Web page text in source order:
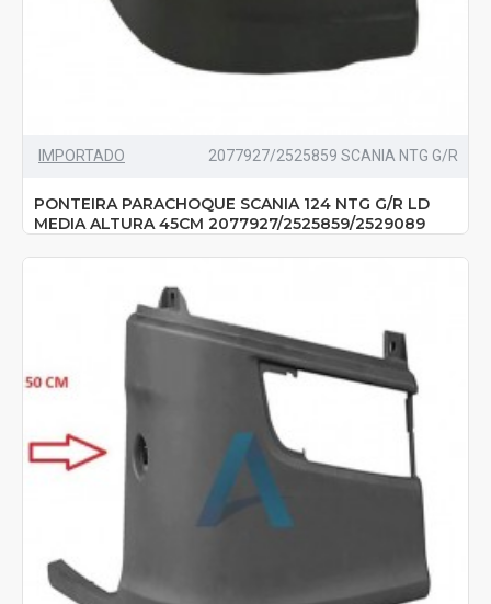
IMPORTADO 2077927/2525859 SCANIA NTG G/R
PONTEIRA PARACHOQUE SCANIA 124 NTG G/R LD
MEDIA ALTURA 45CM 2077927/2525859/2529089